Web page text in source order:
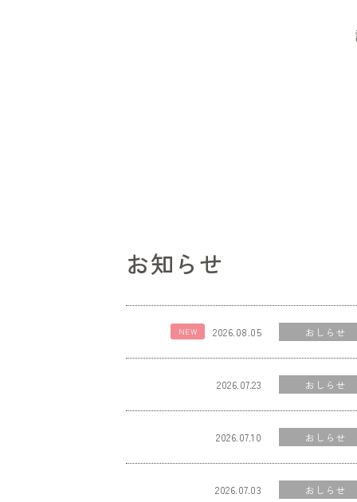
お知らせ
NEW 2026.08.05 おしらせ
2026.07.23 おしらせ
2026.07.10 おしらせ
2026.07.03 おしらせ